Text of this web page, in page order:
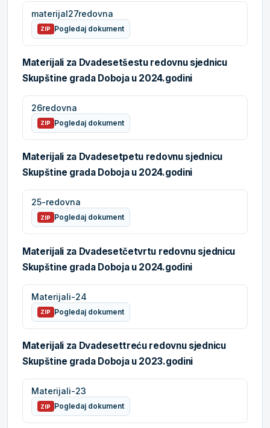
materijal27redovna
ZIP Pogledaj dokument
Materijali za Dvadesetšestu redovnu sjednicu
Skupštine grada Doboja u 2024.godini
26redovna
ZIP Pogledaj dokument
Materijali za Dvadesetpetu redovnu sjednicu
Skupštine grada Doboja u 2024.godini
25-redovna
ZIP Pogledaj dokument
Materijali za Dvadesetčetvrtu redovnu sjednicu
Skupštine grada Doboja u 2024.godini
Materijali-24
ZIP Pogledaj dokument
Materijali za Dvadesettreću redovnu sjednicu
Skupštine grada Doboja u 2023.godini
Materijali-23
ZIP Pogledaj dokument